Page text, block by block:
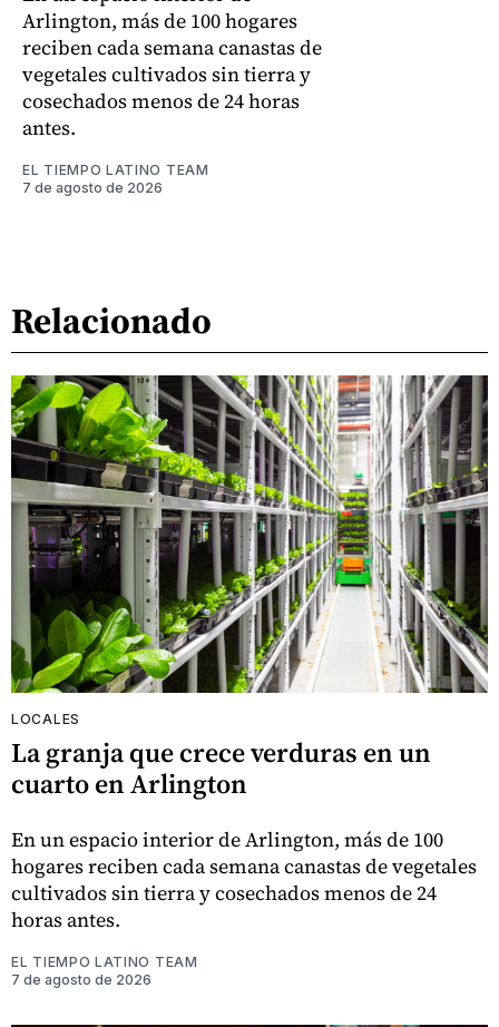
Arlington, más de 100 hogares
reciben cada semana canastas de
vegetales cultivados sin tierra y
cosechados menos de 24 horas
antes.
EL TIEMPO LATINO TEAM
7 de agosto de 2026
Relacionado
LOCALES
La granja que crece verduras en un
cuarto en Arlington
En un espacio interior de Arlington, más de 100
hogares reciben cada semana canastas de vegetales
cultivados sin tierra y cosechados menos de 24
horas antes.
EL TIEMPO LATINO TEAM
7 de agosto de 2026